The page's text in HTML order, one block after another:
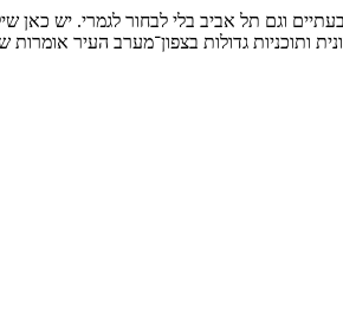
וגם תל אביב בלי לבחור לגמרי. יש כאן
ותוכניות גדולות בצפון־מערב העיר